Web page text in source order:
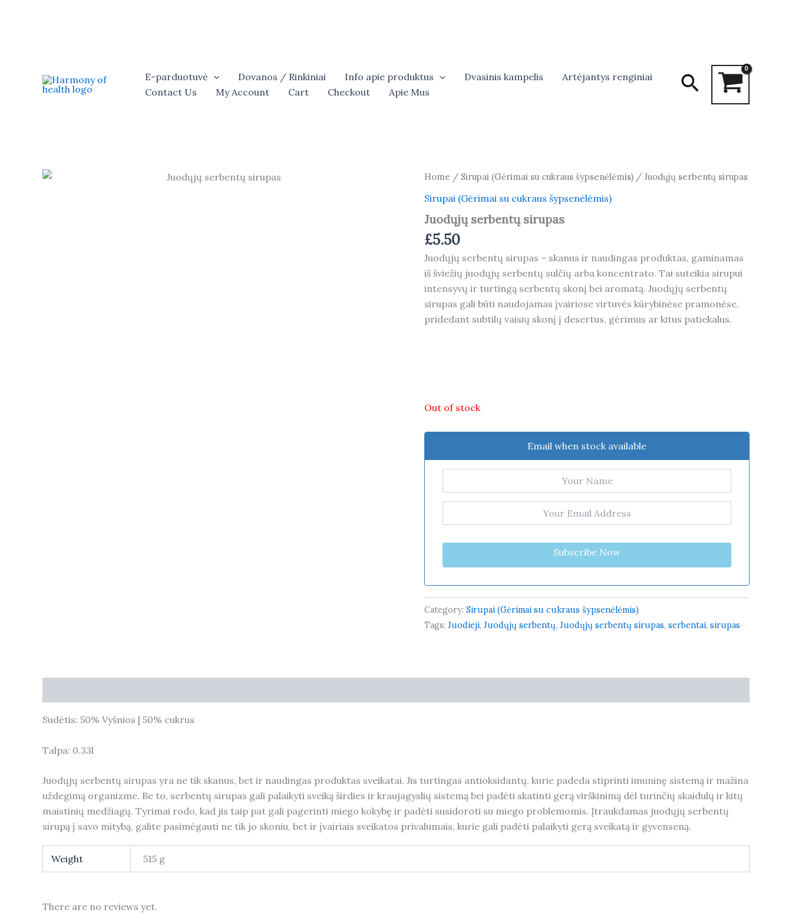
E-parduotuvė Dovanos / Rinkiniai Info apie produktus Dvasinis kampelis
Artėjantys renginiai
Contact Us
My Account Cart Checkout Apie Mus Search
Home / Sirupai (Gėrimai su cukraus šypsenėlėmis) / Juodųjų serbentų sirupas
Sirupai (Gėrimai su cukraus šypsenėlėmis)
Juodųjų serbentų sirupas
£5.50
Juodųjų serbentų sirupas – skanus ir naudingas produktas, gaminamas
iš šviežių juodųjų serbentų sulčių arba koncentrato. Tai suteikia sirupui
intensyvų ir turtingą serbentų skonį bei aromatą. Juodųjų serbentų
sirupas gali būti naudojamas įvairiose virtuvės kūrybinėse pramonėse,
pridedant subtilų vaisių skonį į desertus, gėrimus ar kitus patiekalus.
Out of stock
Email when stock available
Subscribe Now
Category: Sirupai (Gėrimai su cukraus šypsenėlėmis)
Tags: Juodieji, Juodųjų serbentų, Juodųjų serbentų sirupas, serbentai, sirupas
Sudėtis: 50% Vyšnios | 50% cukrus
Talpa: 0.33l
Juodųjų serbentų sirupas yra ne tik skanus, bet ir naudingas produktas sveikatai. Jis turtingas antioksidantų, kurie padeda stiprinti imuninę sistemą ir mažina
uždegimą organizme. Be to, serbentų sirupas gali palaikyti sveiką širdies ir kraujagyslių sistemą bei padėti skatinti gerą virškinimą dėl turinčių skaidulų ir kitų
maistinių medžiagų. Tyrimai rodo, kad jis taip pat gali pagerinti miego kokybę ir padėti susidoroti su miego problemomis. Įtraukdamas juodųjų serbentų
sirupą į savo mitybą, galite pasimėgauti ne tik jo skoniu, bet ir įvairiais sveikatos privalumais, kurie gali padėti palaikyti gerą sveikatą ir gyvenseną.
Weight 515 g
There are no reviews yet.